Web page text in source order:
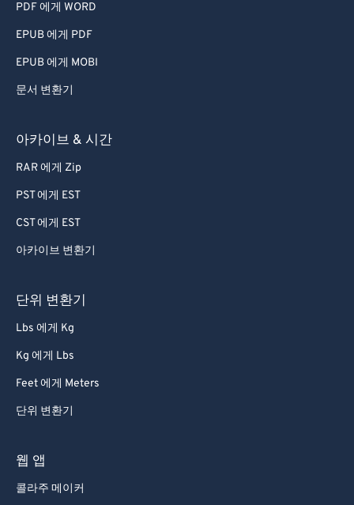
PDF 에게 WORD
EPUB 에게 PDF
EPUB 에게 MOBI
문서 변환기
아카이브 & 시간
RAR 에게 Zip
PST 에게 EST
CST 에게 EST
아카이브 변환기
단위 변환기
Lbs 에게 Kg
Kg 에게 Lbs
Feet 에게 Meters
단위 변환기
웹 앱
콜라주 메이커